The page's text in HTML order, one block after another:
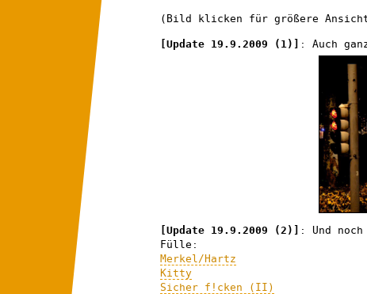
(Bild klicken für größere
[Update 19.9.2009 (1)] : Auch
[Update 19.9.2009 (2)]
: Und
Fülle:
Merkel/Hartz
Kitty
Sicher f!cken (II)